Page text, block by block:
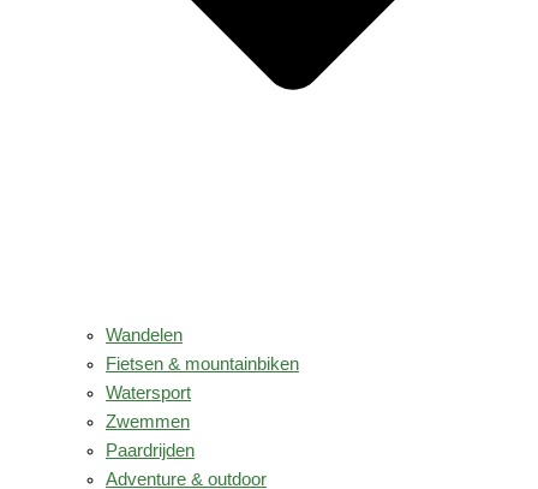
Wandelen
Fietsen & mountainbiken
Watersport
Zwemmen
Paardrijden
Adventure & outdoor